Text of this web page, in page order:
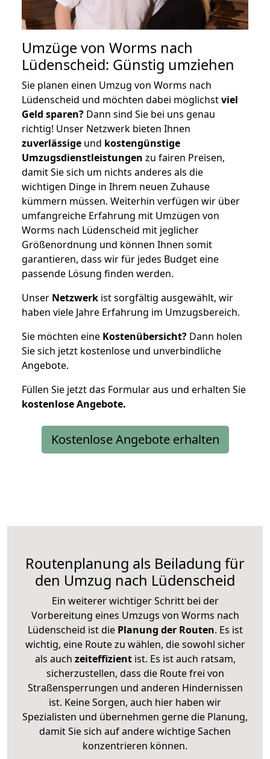
Umzüge von Worms nach
Lüdenscheid: Günstig umziehen
Sie planen einen Umzug von Worms nach
Lüdenscheid und möchten dabei möglichstviel
Geld sparen? Dann sind Sie bei uns genau
richtig! Unser Netzwerk bieten Ihnen
zuverlässige und kostengünstige
Umzugsdienstleistungen zu fairen Preisen,
damit Sie sich um nichts anderes als die
wichtigen Dinge in Ihrem neuen Zuhause
kümmern müssen. Weiterhin verfügen wir über
umfangreiche Erfahrung mit Umzügen von
Worms nach Lüdenscheid mit jeglicher
Größenordnung und können Ihnen somit
garantieren, dass wir für jedes Budget eine
passende Lösung finden werden.
Unser Netzwerk ist sorgfältig ausgewählt, wir
haben viele Jahre Erfahrung im Umzugsbereich.
Sie möchten eine Kostenübersicht? Dann holen
Sie sich jetzt kostenlose und unverbindliche
Angebote.
Füllen Sie jetzt das Formular aus und erhalten Sie
kostenloseAngebote.
Kostenlose Angebote erhalten
Routenplanung als Beiladung für
den Umzug nach Lüdenscheid
Ein weiterer wichtiger Schritt bei der
Vorbereitung eines Umzugs von Worms nach
Lüdenscheid ist diePlanung der Routen. Es ist
wichtig, eine Route zu wählen, die sowohl sicher
als auch zeiteffizientist. Es ist auch ratsam,
sicherzustellen, dass die Route frei von
Straßensperrungen und anderen Hindernissen
ist. Keine Sorgen, auch hier haben wir
Spezialisten und übernehmen gerne die Planung,
damit Sie sich auf andere wichtige Sachen
konzentrieren können.